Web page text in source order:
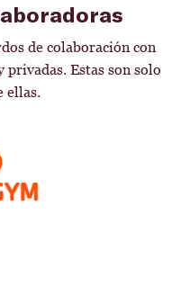
de colaboración con
Estas son solo
ellas.